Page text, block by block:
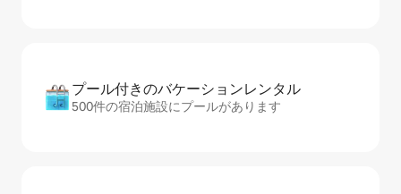
プール付きのバ⁠ケ⁠ー⁠シ⁠ョ⁠ンレ⁠ン⁠タ⁠ル
500件の宿泊施設にプールがあります